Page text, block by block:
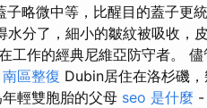
子略微中等，比醒目的蓋子更
分了，細小的皺紋被吸收，
工作的經典尼維亞防守者。
南區整復 Dubin居住在洛杉磯
輕雙胞胎的父母 seo 是什麼 -